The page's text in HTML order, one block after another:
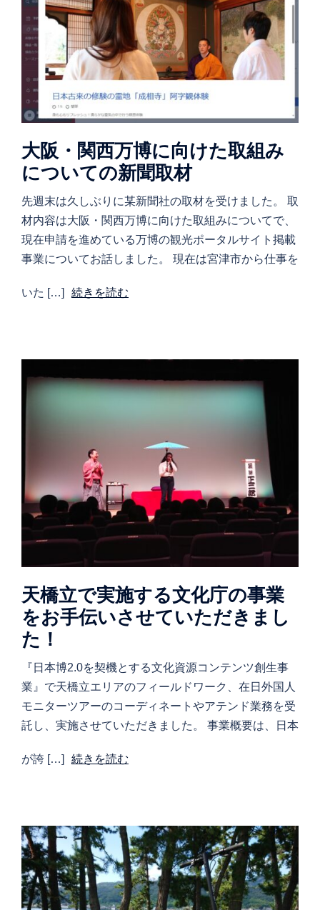
大阪・関西万博に向けた取組み
についての新聞取材
先週末は久しぶりに某新聞社の取材を受けました。 取
材内容は大阪・関西万博に向けた取組みについてで、
現在申請を進めている万博の観光ポータルサイト掲載
事業についてお話しました。 現在は宮津市から仕事を
いた […] 続きを読む
天橋立で実施する文化庁の事業
をお手伝いさせていただきまし
た！
『日本博2.0を契機とする文化資源コンテンツ創生事
業』で天橋立エリアのフィールドワーク、在日外国人
モニターツアーのコーディネートやアテンド業務を受
託し、実施させていただきました。 事業概要は、日本
が誇 […] 続きを読む